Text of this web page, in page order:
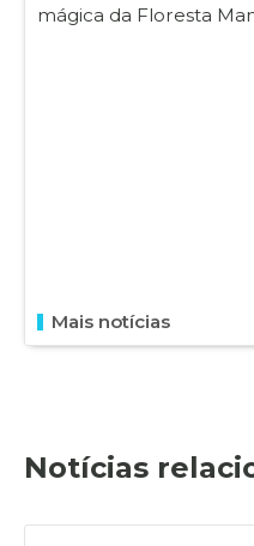
mágica da Floresta
Mais notícias
Notícias